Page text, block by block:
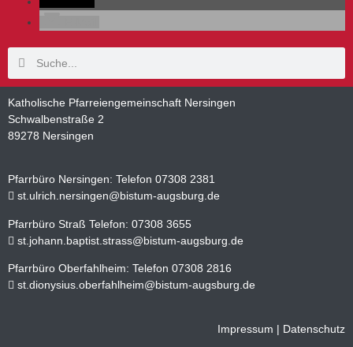
Katholische Pfarreiengemeinschaft Nersingen
Schwalbenstraße 2
89278 Nersingen
Pfarrbüro Nersingen: Telefon 07308 2381
st.ulrich.nersingen@bistum-augsburg.de
Pfarrbüro Straß Telefon: 07308 3655
st.johann.baptist.strass@bistum-augsburg.de
Pfarrbüro Oberfahlheim: Telefon 07308 2816
st.dionysius.oberfahlheim@bistum-augsburg.de
Impressum | Datenschutz